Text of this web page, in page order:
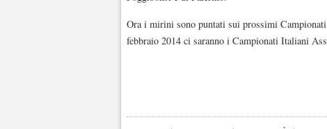
Ora i mirini sono puntati sui prossimi
febbraio 2014 ci saranno i Campionati Italiani